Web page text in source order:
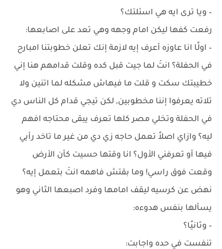
– ويا ترى ايه هي اسئلتك؟
رفعت كفها ليكن امام وجهه وهي تعد على اصابعها:
– اولًا انا عاوزه أعرف إيه لازمة إنك تعلن خطوبتنا امبارح
في الحفلة؟ انتَ لما جيت قبل كده وقلت قدامهم هنا إني
خطيبتك سكت و قلت ما فيهاش مشكله لما اتنين ولا
تلاته يعرفوا إننا مخطوبين, لكن تيجي قدام كل الناس دي
في الحفلة وتخلي مصر كلها تعرف يبقى محتاجه افهم
ليه؟ وازاي اصلاً تعمل حاجه زي دي من غير ما تاخد رأيي
فيها أو تعرفني الأول؟ انا وقتها حسيت كأن الأرض
وقعت فوق راسي! وما بقتش فاهمه انتَ بتعمل إيه؟
نهض عن كرسيه ليقف امامها وفرد اصبعها الثاني وهو
يسألها بنفس هدوءه:
– وثانيًا؟
تنفست في حده واجابت: